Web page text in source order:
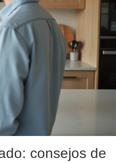
consejos de